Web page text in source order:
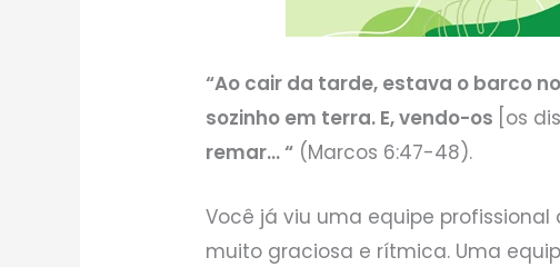
“Ao cair da tarde, estava o barco
sozinho em terra. E, vendo-os [os
remar… “ (Marcos 6:47-48).
Você já viu uma equipe
muito graciosa e rítmica. Uma